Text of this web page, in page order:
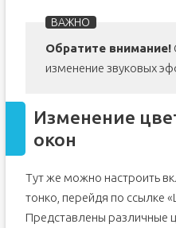
Обратите внимание!
изменение звуковых
Изменение
окон
Тут же можно настроить
тонко, перейдя по ссылке
Представлены различные